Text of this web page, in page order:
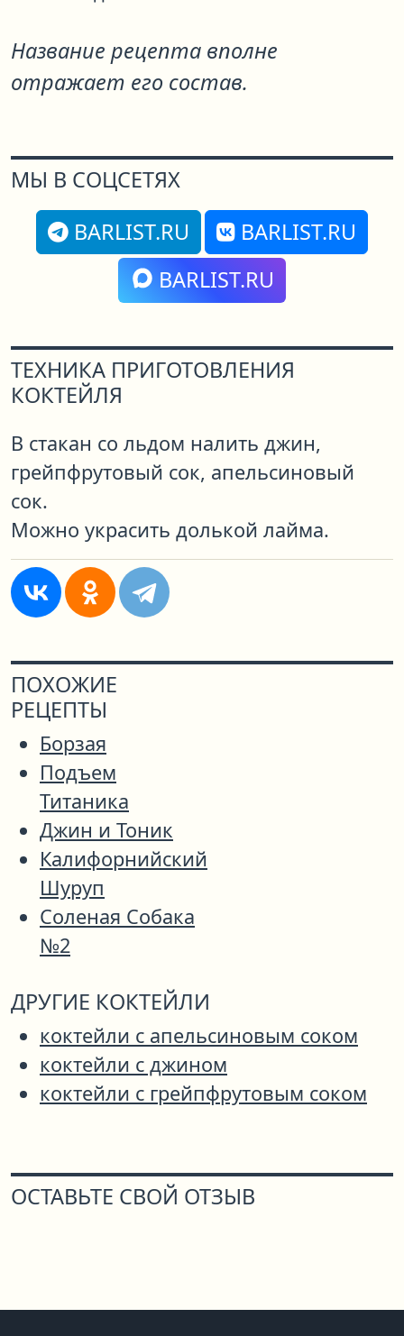
Название рецепта вполне
отражает его состав.
МЫ В СОЦСЕТЯХ
BARLIST.RU
BARLIST.RU
BARLIST.RU
ТЕХНИКА ПРИГОТОВЛЕНИЯ
КОКТЕЙЛЯ
В стакан со льдом налить джин,
грейпфрутовый сок, апельсиновый
сок.
Можно украсить долькой лайма.
ПОХОЖИЕ
РЕЦЕПТЫ
Борзая
Подъем
Титаника
Джин и Тоник
Калифорнийский
Шуруп
Соленая Собака
№2
ДРУГИЕ КОКТЕЙЛИ
коктейли с апельсиновым соком
коктейли с джином
коктейли с грейпфрутовым соком
ОСТАВЬТЕ СВОЙ ОТЗЫВ